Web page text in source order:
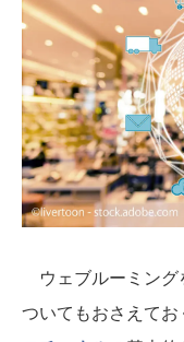
ウェブルーミング
ついてもおさえてお